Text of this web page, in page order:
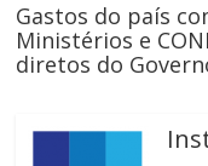
Gastos do país
Ministérios e
diretos do